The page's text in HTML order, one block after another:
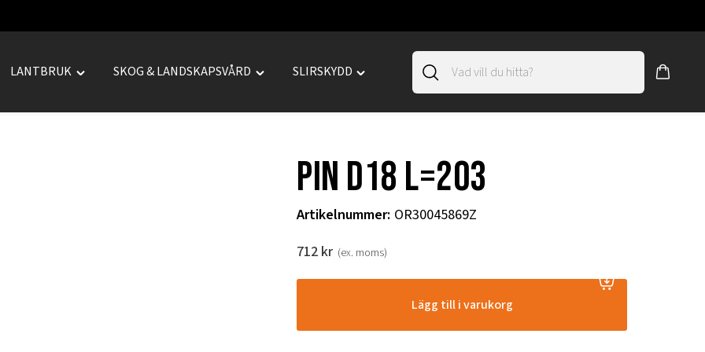
LANTBRUK
Toggle
SKOG & LANDSKAPSVÅRD
Toggle
SLIRSKYDD
Toggle
PIN D18 L=203
Artikelnummer: OR30045869Z
712 kr (ex. moms)
Lägg till i varukorg